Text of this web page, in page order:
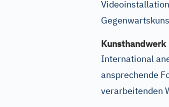
Kunsthandwerk
International
ansprechende
verarbeitenden